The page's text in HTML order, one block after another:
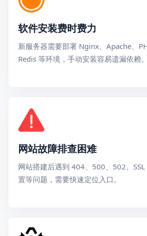
软件安装费时费力
新服务器需要部署 Nginx、Apache、
Redis 等环境，手动安装容易遗漏依赖。
网站故障排查困难
网站搭建后遇到 404、500、502、
置等问题，需要快速定位入口。